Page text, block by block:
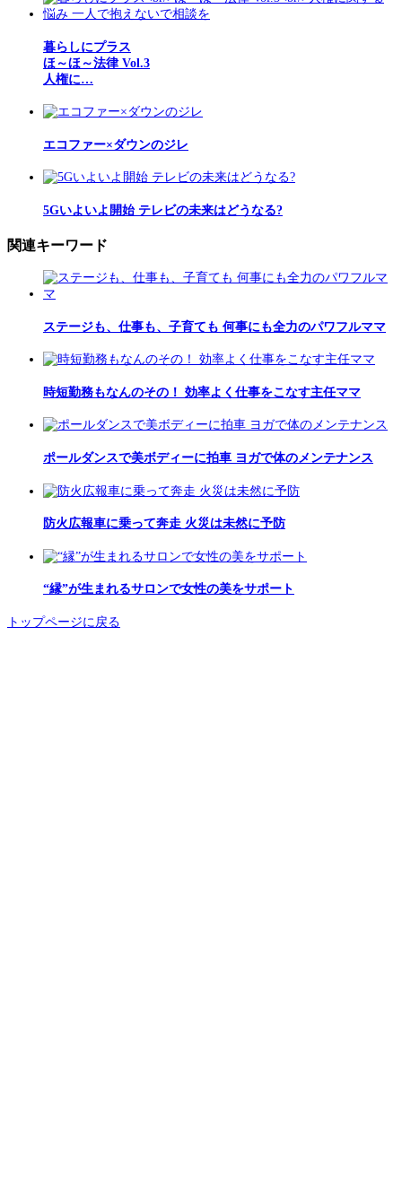
暮らしにプラス
ほ～ほ～法律 Vol.3
人権に…
エコファー×ダウンのジレ
5Gいよいよ開始 テレビの未来はどうなる?
関連キーワード
ステージも、仕事も、子育ても 何事にも全力のパワフルママ
時短勤務もなんのその！ 効率よく仕事をこなす主任ママ
ポールダンスで美ボディーに拍車 ヨガで体のメンテナンス
防火広報車に乗って奔走 火災は未然に予防
“縁”が生まれるサロンで女性の美をサポート
トップページに戻る